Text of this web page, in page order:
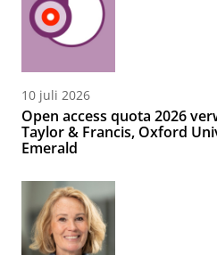
10 juli 2026
Open access quota 2026
Taylor & Francis, Oxford
Emerald